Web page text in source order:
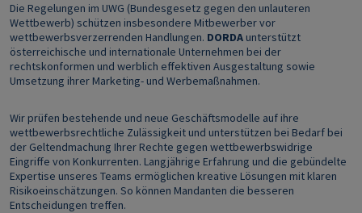
Die Regelungen im UWG (Bundesgesetz gegen den unlauteren
Wettbewerb) schützen insbesondere Mitbewerber vor
wettbewerbsverzerrenden Handlungen. DORDA unterstützt
österreichische und internationale Unternehmen bei der
rechtskonformen und werblich effektiven Ausgestaltung sowie
Umsetzung ihrer Marketing- und Werbemaßnahmen.
Wir prüfen bestehende und neue Geschäftsmodelle auf ihre
wettbewerbsrechtliche Zulässigkeit und unterstützen bei Bedarf bei
der Geltendmachung Ihrer Rechte gegen wettbewerbswidrige
Eingriffe von Konkurrenten. Langjährige Erfahrung und die gebündelte
Expertise unseres Teams ermöglichen kreative Lösungen mit klaren
Risikoeinschätzungen. So können Mandanten die besseren
Entscheidungen treffen.